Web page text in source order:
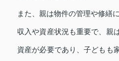
また、親は物件の管理や修繕
収入や資産状況も重要で、親
資産が必要であり、子どもも